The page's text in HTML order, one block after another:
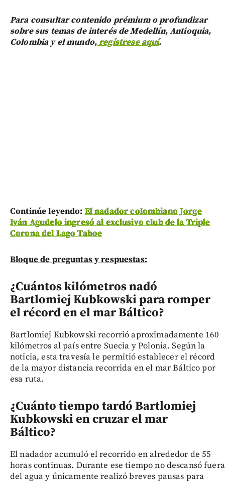
Para consultar contenido prémium o profundizar
sobre sus temas de interés de Medellín, Antioquia,
Colombia y el mundo,regístrese aquí.
Continúe leyendo: El nadador colombiano Jorge
Iván Agudelo ingresó al exclusivo club de la Triple
Corona del Lago Tahoe
Bloque de preguntas y respuestas:
¿Cuántos kilómetros nadó
Bartlomiej Kubkowski para romper
el récord en el mar Báltico?
Bartlomiej Kubkowski recorrió aproximadamente 160
kilómetros al país entre Suecia y Polonia. Según la
noticia, esta travesía le permitió establecer el récord
de la mayor distancia recorrida en el mar Báltico por
esa ruta.
¿Cuánto tiempo tardó Bartlomiej
Kubkowski en cruzar el mar
Báltico?
El nadador acumuló el recorrido en alrededor de 55
horas continuas. Durante ese tiempo no descansó fuera
del agua y únicamente realizó breves pausas para